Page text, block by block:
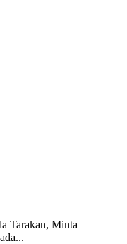
Tarakan, Minta